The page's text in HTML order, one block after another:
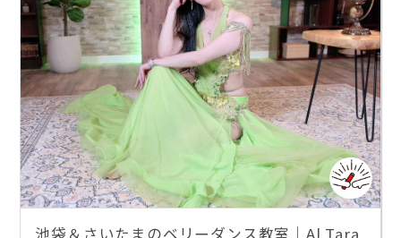
池袋＆さいたまのベリーダンス教室｜Al Tara